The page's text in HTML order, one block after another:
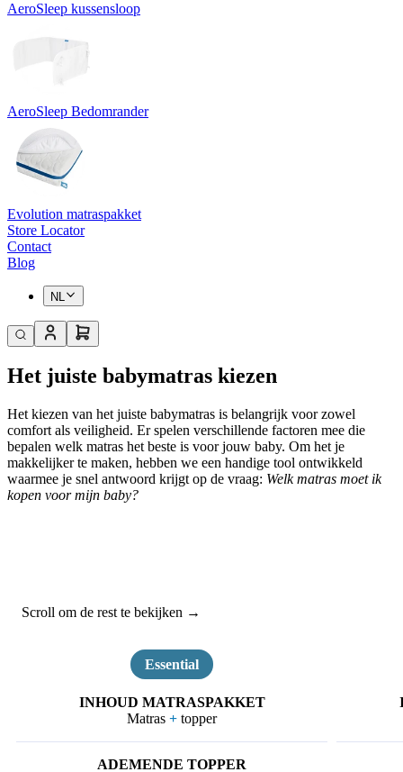
AeroSleep kussensloop
AeroSleep Bedomrander
Evolution matraspakket
Store Locator
Contact
Blog
NL
Het juiste babymatras kiezen
Het kiezen van het juiste babymatras is belangrijk voor zowel
comfort als veiligheid. Er spelen verschillende factoren mee die
bepalen welk matras het beste is voor jouw baby. Om het je
makkelijker te maken, hebben we een handige tool ontwikkeld
waarmee je snel antwoord krijgt op de vraag: Welk matras moet ik
kopen voor mijn baby?
Scroll om de rest te bekijken →
Essential
Matras + topper